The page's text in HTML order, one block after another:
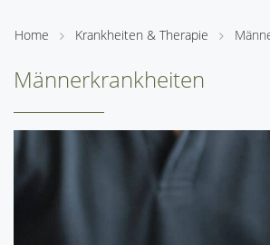
Home Krankheiten & Therapie
Männerkrankheiten